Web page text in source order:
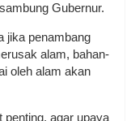
Gubernur.
jika penambang
alam, bahan-
oleh alam akan
penting, agar upaya